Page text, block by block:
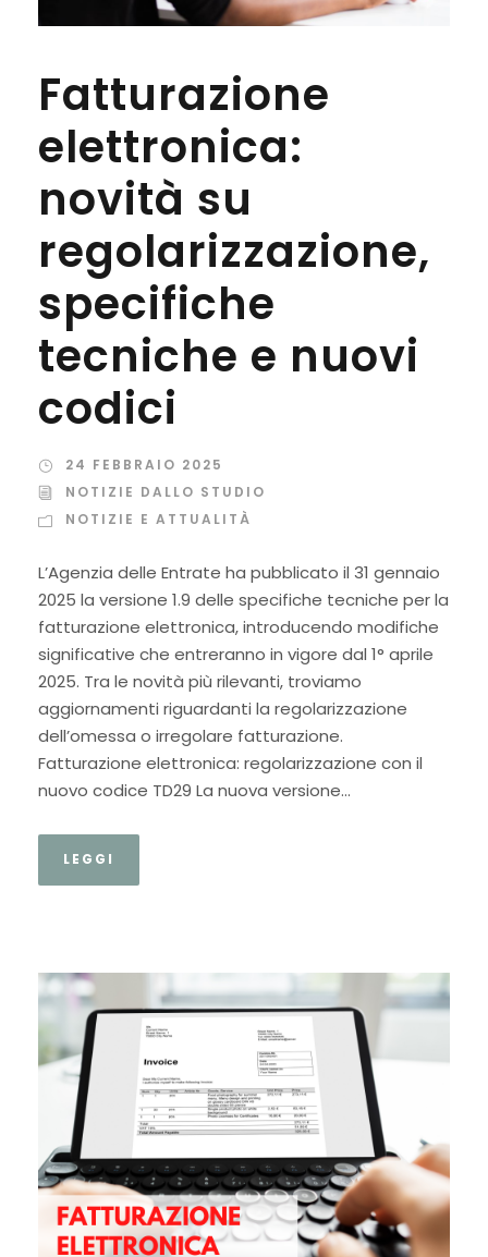
Fatturazione
elettronica:
novità su
regolarizzazione,
specifiche
tecniche e nuovi
codici
24 FEBBRAIO 2025
NOTIZIE DALLO STUDIO
NOTIZIE E ATTUALITÀ
L’Agenzia delle Entrate ha pubblicato il 31 gennaio
2025 la versione 1.9 delle specifiche tecniche per la
fatturazione elettronica, introducendo modifiche
significative che entreranno in vigore dal 1° aprile
2025. Tra le novità più rilevanti, troviamo
aggiornamenti riguardanti la regolarizzazione
dell’omessa o irregolare fatturazione.
Fatturazione elettronica: regolarizzazione con il
nuovo codice TD29 La nuova versione...
LEGGI